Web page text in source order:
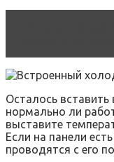
Осталось вставить
нормально ли
выставите
Если на панели
проводятся с его